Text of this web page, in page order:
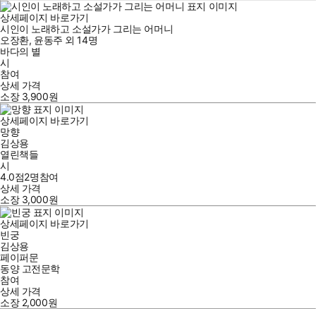
상세페이지 바로가기
시인이 노래하고 소설가가 그리는 어머니
오장환, 윤동주 외14명
바다의 별
시
참여
상세 가격
소장 3,900원
상세페이지 바로가기
망향
김상용
열린책들
시
4.0점2명참여
상세 가격
소장 3,000원
상세페이지 바로가기
빈궁
김상용
페이퍼문
동양 고전문학
참여
상세 가격
소장 2,000원